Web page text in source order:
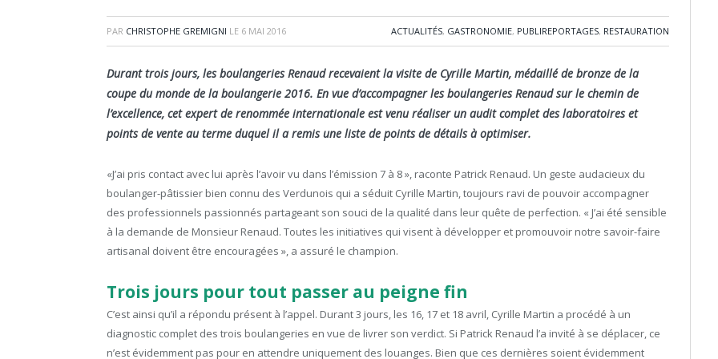
PAR CHRISTOPHE GREMIGNI LE 6 MAI 2016 ACTUALITÉS, GASTRONOMIE, PUBLIREPORTAGES, RESTAURATION
Durant trois jours, les boulangeries Renaud recevaient la visite de Cyrille Martin, médaillé de bronze de la
coupe du monde de la boulangerie 2016. En vue d’accompagner les boulangeries Renaud sur le chemin de
l’excellence, cet expert de renommée internationale est venu réaliser un audit complet des laboratoires et
points de vente au terme duquel il a remis une liste de points de détails à optimiser.
«J’ai pris contact avec lui après l’avoir vu dans l’émission 7 à 8 », raconte Patrick Renaud. Un geste audacieux du
boulanger-pâtissier bien connu des Verdunois qui a séduit Cyrille Martin, toujours ravi de pouvoir accompagner
des professionnels passionnés partageant son souci de la qualité dans leur quête de perfection. « J’ai été sensible
à la demande de Monsieur Renaud. Toutes les initiatives qui visent à développer et promouvoir notre savoir-faire
artisanal doivent être encouragées », a assuré le champion.
Trois jours pour tout passer au peigne fin
C’est ainsi qu’il a répondu présent à l’appel. Durant 3 jours, les 16, 17 et 18 avril, Cyrille Martin a procédé à un
diagnostic complet des trois boulangeries en vue de livrer son verdict. Si Patrick Renaud l’a invité à se déplacer, ce
n’est évidemment pas pour en attendre uniquement des louanges. Bien que ces dernières soient évidemment